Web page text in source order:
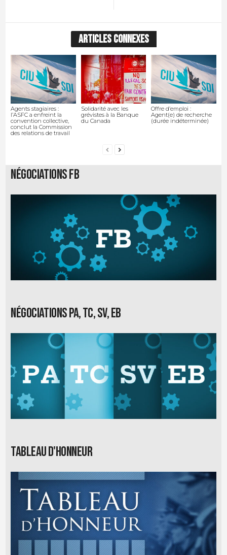
ARTICLES CONNEXES
Agents stagiaires :
l’ASFC a enfreint la
convention collective,
conclut la Commission
des relations de travail
Solidarité avec les
grévistes à la Banque
du Canada
Offre d’emploi :
Agent(e) de recherche
(durée indéterminée)
Négociations FB
Négociations PA, TC, SV, EB
Tableau d'honneur